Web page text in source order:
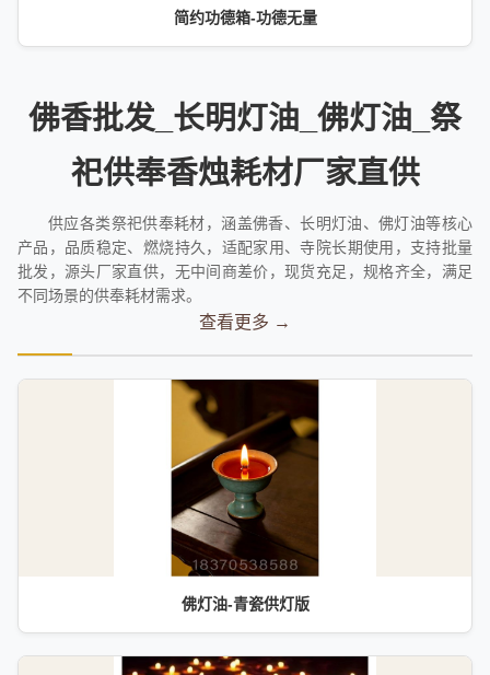
简约功德箱-功德无量
佛香批发_长明灯油_佛灯油_祭
祀供奉香烛耗材厂家直供
供应各类祭祀供奉耗材，涵盖佛香、长明灯油、佛灯油等核心
产品，品质稳定、燃烧持久，适配家用、寺院长期使用，支持批量
批发，源头厂家直供，无中间商差价，现货充足，规格齐全，满足
不同场景的供奉耗材需求。
查看更多 →
佛灯油-青瓷供灯版